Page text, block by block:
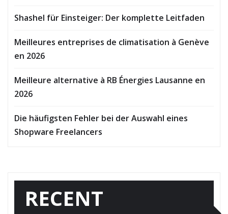
Shashel für Einsteiger: Der komplette Leitfaden
Meilleures entreprises de climatisation à Genève
en 2026
Meilleure alternative à RB Énergies Lausanne en
2026
Die häufigsten Fehler bei der Auswahl eines
Shopware Freelancers
RECENT